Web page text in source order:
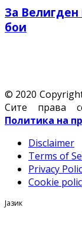
За Велигден
бои
© 2020
Сите права
Политика на
Disclaimer
Terms of
Privacy
Cookie
Јазик